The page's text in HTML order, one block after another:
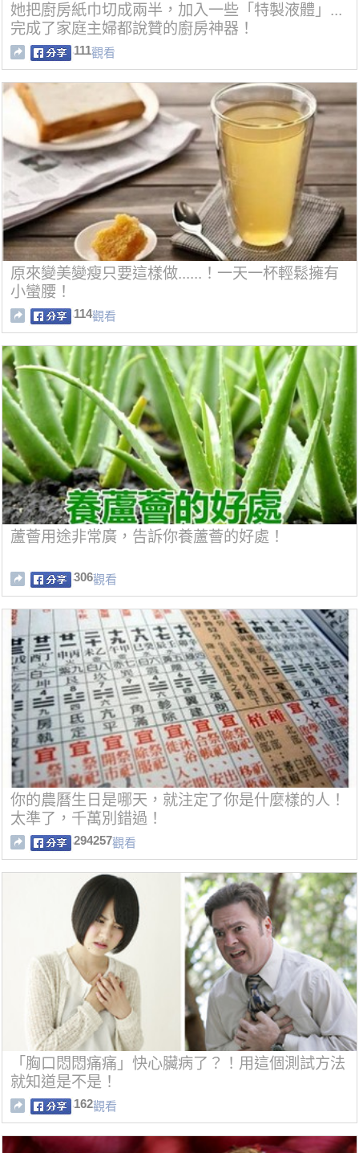
她把廚房紙巾切成兩半，加入一些「特製液體」...
完成了家庭主婦都說贊的廚房神器！
111觀看
原來變美變瘦只要這樣做......！一天一杯輕鬆擁有
小蠻腰！
114觀看
蘆薈用途非常廣，告訴你養蘆薈的好處！
306觀看
你的農曆生日是哪天，就注定了你是什麼樣的人！
太準了，千萬別錯過！
294257觀看
「胸口悶悶痛痛」快心臟病了？！用這個測試方法
就知道是不是！
162觀看